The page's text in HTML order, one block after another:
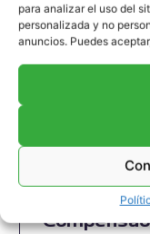
para analizar el uso del
personalizada y no
anuncios. Puedes